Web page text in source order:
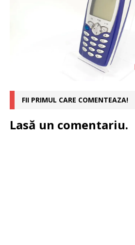
FII PRIMUL CARE COMENTEAZA!
Lasă un comentariu.